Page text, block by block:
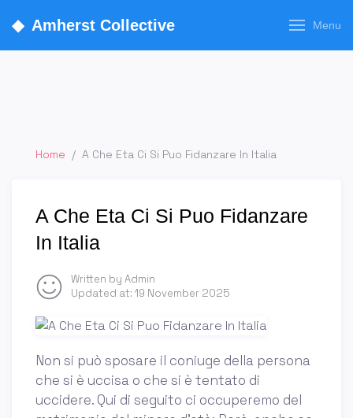
◆ Amherst Collective Menu
Home / A Che Eta Ci Si Puo Fidanzare In Italia
A Che Eta Ci Si Puo Fidanzare
In Italia
Written by Admin
Updated at: 19 November 2025
Non si può sposare il coniuge della persona
che si è uccisa o che si è tentato di
uccidere. Qui di seguito ci occuperemo del